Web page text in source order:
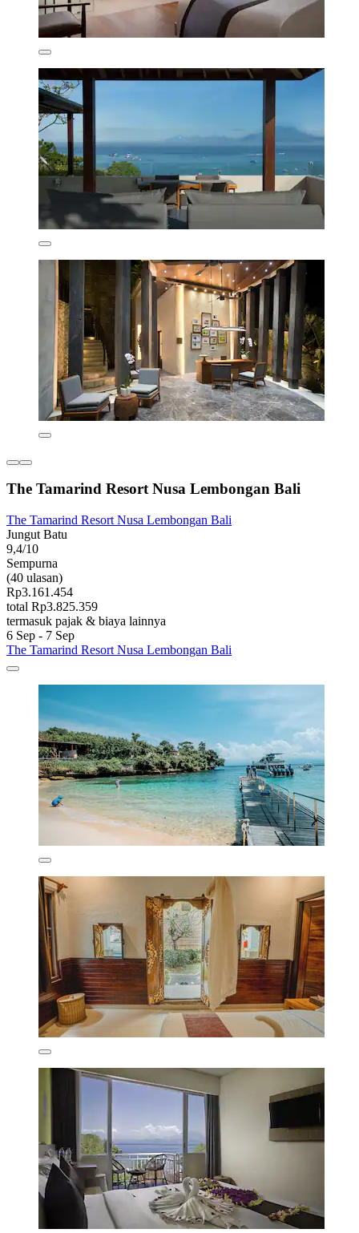
The Tamarind Resort Nusa Lembongan Bali
The Tamarind Resort Nusa Lembongan Bali
Jungut Batu
9,4/10
Sempurna
(40 ulasan)
Rp3.161.454
total Rp3.825.359
termasuk pajak & biaya lainnya
6 Sep - 7 Sep
The Tamarind Resort Nusa Lembongan Bali